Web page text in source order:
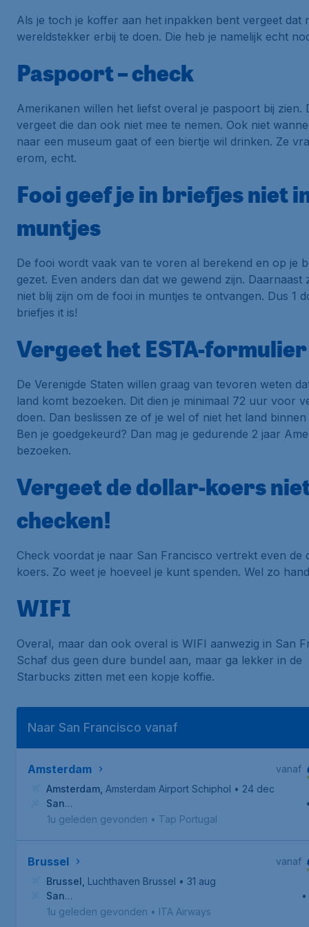
Als je toch je koffer aan het inpakken bent vergeet dat
wereldstekker erbij te doen. Die heb je namelijk echt
Paspoort – check
Amerikanen willen het liefst overal je paspoort bij zien.
vergeet die dan ook niet mee te nemen. Ook niet
naar een museum gaat of een biertje wil drinken. Ze
erom, echt.
Fooi geef je in briefjes niet
muntjes
De fooi wordt vaak van te voren al berekend en op je
gezet. Even anders dan dat we gewend zijn. Daarnaast
niet blij zijn om de fooi in muntjes te ontvangen. Dus 1
briefjes it is!
Vergeet het ESTA-
De Verenigde Staten willen graag van tevoren weten
land komt bezoeken. Dit dien je minimaal 72 uur voor
doen. Dan beslissen ze of je wel of niet het land binnen
Ben je goedgekeurd? Dan mag je gedurende 2 jaar
bezoeken.
Vergeet de dollar-koers
checken!
Check voordat je naar San Francisco vertrekt even de
koers. Zo weet je hoeveel je kunt spenden. Wel zo
WIFI
Overal, maar dan ook overal is WIFI aanwezig in San
Schaf dus geen dure bundel aan, maar ga lekker in de
Starbucks zitten met een kopje koffie.
Naar San Francisco vanaf
Amsterdam
vanaf
Amsterdam Amsterdam Airport Schiphol • 24 dec
San
Francisco, Internationale luchthaven van San Francisco
1u geleden gevonden • Tap Portugal
Brussel
vanaf
Brussel Luchthaven Brussel • 31 aug
San
Francisco, Internationale luchthaven van San Francisco
1u geleden gevonden • ITA Airways